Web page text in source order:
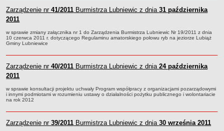
Terminy posiedzeń Rady
Protokoły z posiedzeń Rady Miejskiej
Składy Komisji
Terminy posiedzeń Komisji
Plan pracy Komisji Rewizyjnej
Oświadczenia majątkowe
Zapytania radnych wraz z odpowiedziami
Zarządzenie nr41/2011 Burmistrza Lubniewic z dnia31 października
2011
w sprawie zmiany załącznika nr 1 do Zarządzenia Burmistrza Lubniewic Nr 19/2011 z dnia
10 czerwca 2011 r. dotyczącego Regulaminu amatorskiego połowu ryb na jeziorze Lubiąż
Gminy Lubniewice
Zarządzenie nr40/2011 Burmistrza Lubniewic z dnia24 października
2011
w sprawie konsultacji projektu uchwały Program współpracy z organizacjami pozarządowymi
i innymi podmiotami w rozumieniu ustawy o działalności pożytku publicznego i wolontariacie
na rok 2012
Zarządzenie nr39/2011 Burmistrza Lubniewic z dnia30 września 2011